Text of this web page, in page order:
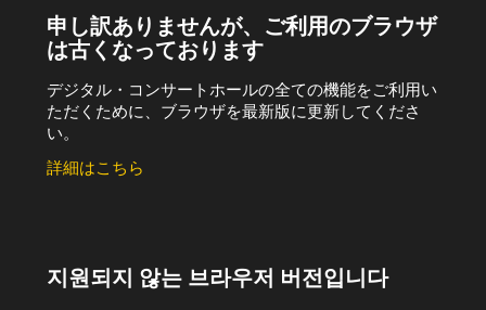
申し訳ありませんが、ご利用のブラウザ
は古くなっております
デジタル・コンサートホールの全ての機能をご利用い
ただくために、ブラウザを最新版に更新してくださ
い。
詳細はこちら
지원되지 않는 브라우저 버전입니다